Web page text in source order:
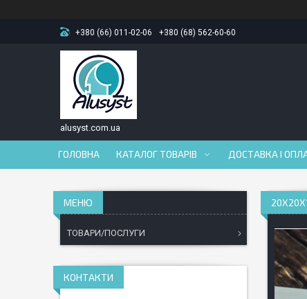
+380 (66) 011-02-06 +380 (68) 562-60-60
alusyst.com.ua
ГОЛОВНА КАТАЛОГ ТОВАРІВ ДОСТАВКА І
ТОВАРИ/ПОСЛУГИ
КОНТАКТИ